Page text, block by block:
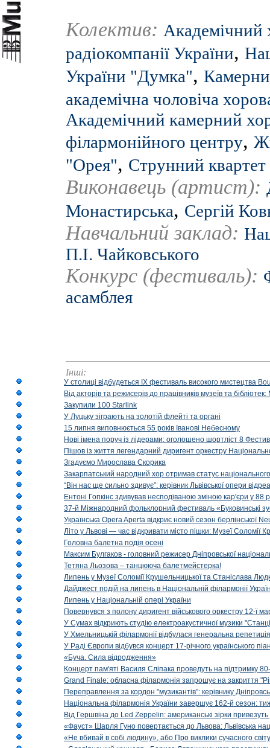
Колектив: Академічний
радіокомпанії України,
України "Думка",
академічна чоловіча
Академічний камерний
філармонійного центру,
"Орея", Струнний
Виконавець (артист):
Монастирська, Сергій
Навчальний заклад:
П.І. Чайковського
Конкурс (фестиваль):
асамблея
Інші:
У столиці відбудеться IX фестиваль високого мистецтва
Від акторів та режисерів до працівників музеїв та
Закупили 100 Starlink
У Луцьку зіграють на золотій флейті та органі
15 липня виповнюється 55 років Іванові Небесному
Нові імена поруч із лідерами: оголошено шортліст 8
Пішов із життя легендарний диригент оркестру
Згадуємо Мирослава Скорика
Закарпатський народний хор отримав статус національного
“Він нас ще сильно здивує”: керівник Львівської опери
Ентоні Гопкінс здивував несподіваною зміною кар'єри у 88
37-й Міжнародний фольклорний фестиваль «Буковинські
Українська Opera Aperta відкриє новий сезон берлінської
Літо у Львові — час відкривати місто пішки: Музеї Соломії
Головна балетна подія осені
Максим Булгаков - головний режисер Дніпровської
Тетяна Льозова – танцююча балетмейстерка!
Липень у Музеї Соломії Крушельницької та Станіслава
Дайджест подій на липень в Національній філармонії
Липень у Національній опері України
Повернувся з полону диригент військового оркестру 12-ї
У Сумах відкриють студію електроакустичної музики
У Хмельницькій філармонії відбулася генеральна
У Раді Європи відбувся концерт 17-річного українського
«Буча. Сила відродження»
Концерт пам'яті Василя Сліпака проведуть на підтримку
Grand Finale: обласна філармонія запрошує на закриття
Переправлення за кордон "музикантів": керівнику
Національна філармонія України завершує 162-й сезон:
Від Гершвіна до Led Zeppelin: американські зірки
«Фауст» Шарля Гуно повертається до Львова: Львівська
«Не вбивай в собі людину», або Про виклики сучасного світу